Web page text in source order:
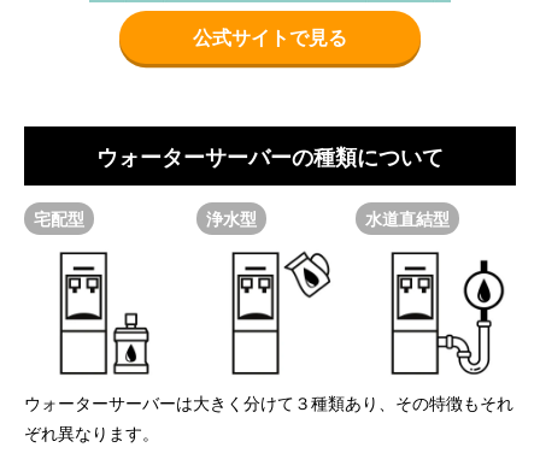
公式サイトで見る
ウォーターサーバーの種類について
宅配型 浄水型 水道直結型
ウォーターサーバーは大きく分けて３種類あり、その特徴もそれ
ぞれ異なります。